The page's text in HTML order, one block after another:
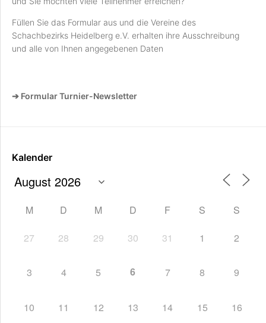
Füllen Sie das Formular aus und die Vereine des
Schachbezirks Heidelberg e.V. erhalten ihre Ausschreibung
und alle von Ihnen angegebenen Daten
➔ Formular Turnier-Newsletter
Kalender
M D M D F S S
27 28 29 30 31 1 2
3 4 5 6 7 8 9
10 11 12 13 14 15 16